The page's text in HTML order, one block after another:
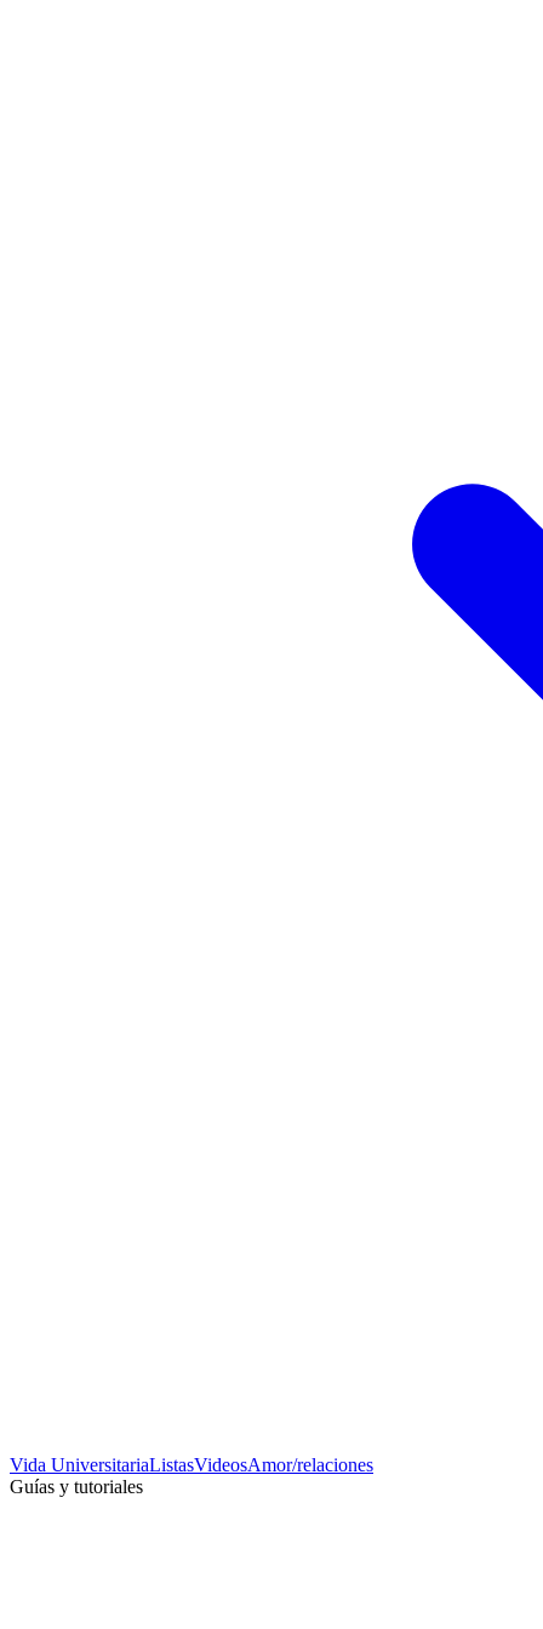
Vida UniversitariaListasVideosAmor/relaciones
Guías y tutoriales